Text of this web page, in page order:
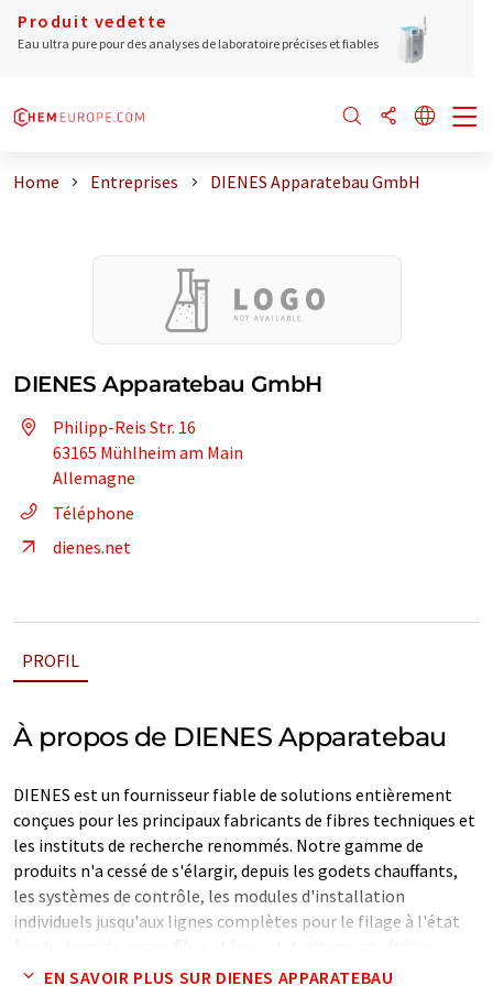
Produit vedette
Eau ultra pure pour des analyses de laboratoire précises et fiables
Home Entreprises DIENES Apparatebau GmbH
DIENES Apparatebau GmbH
Philipp-Reis Str. 16
63165 Mühlheim am Main
Allemagne
Téléphone
dienes.net
PROFIL
À propos de DIENES Apparatebau
DIENES est un fournisseur fiable de solutions entièrement
conçues pour les principaux fabricants de fibres techniques et
les instituts de recherche renommés. Notre gamme de
produits n'a cessé de s'élargir, depuis les godets chauffants,
les systèmes de contrôle, les modules d'installation
individuels jusqu'aux lignes complètes pour le filage à l'état
fondu, humide, nano-ﬁbre et le post-traitement ultérieur.
Nous vous soutenons tout au long du processus, du
EN SAVOIR PLUS SUR DIENES APPARATEBAU